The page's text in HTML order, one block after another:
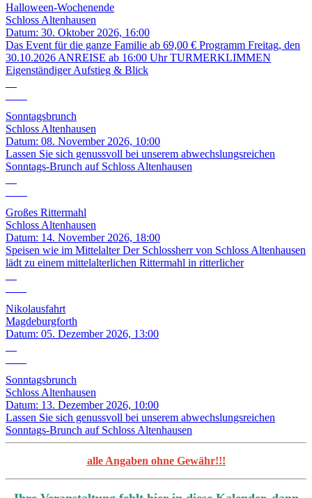
Halloween-Wochenende
Schloss Altenhausen
Datum: 30. Oktober 2026, 16:00
Das Event für die ganze Familie ab 69,00 € Programm Freitag, den
30.10.2026 ANREISE ab 16:00 Uhr TURMERKLIMMEN
Eigenständiger Aufstieg & Blick
Sonntagsbrunch
Schloss Altenhausen
Datum: 08. November 2026, 10:00
Lassen Sie sich genussvoll bei unserem abwechslungsreichen
Sonntags-Brunch auf Schloss Altenhausen
Großes Rittermahl
Schloss Altenhausen
Datum: 14. November 2026, 18:00
Speisen wie im Mittelalter Der Schlossherr von Schloss Altenhausen
lädt zu einem mittelalterlichen Rittermahl in ritterlicher
Nikolausfahrt
Magdeburgforth
Datum: 05. Dezember 2026, 13:00
Sonntagsbrunch
Schloss Altenhausen
Datum: 13. Dezember 2026, 10:00
Lassen Sie sich genussvoll bei unserem abwechslungsreichen
Sonntags-Brunch auf Schloss Altenhausen
alle Angaben ohne Gewähr!!!